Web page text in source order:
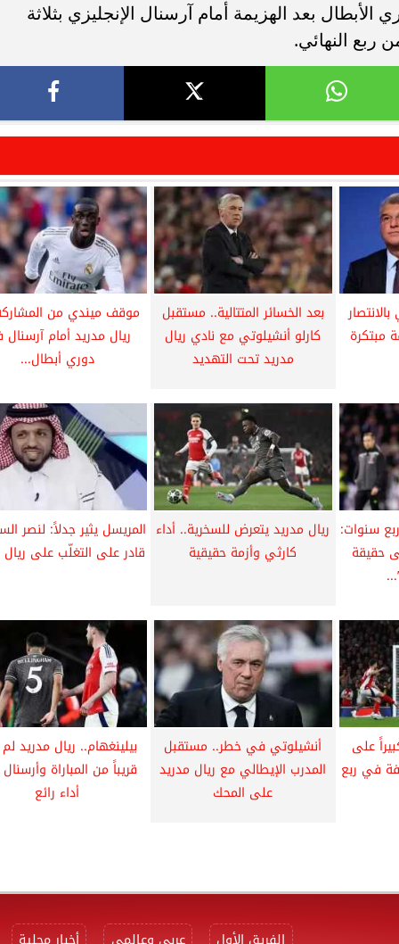
بعد الهزيمة أمام آرسنال الإنجليزي بثلاثة
ربع النهائي.
مبتكرة
بعد الخسائر المتتالية.. مستقبل
كارلو أنشيلوتي مع نادي ريال
مدريد تحت التهديد
موقف ميندي من
ريال مدريد أمام
دوري أبطال...
سنوات:
حقيقة
ريال مدريد يتعرض للسخرية.. أداء
كارثي وأزمة حقيقية
المريسل يثير جدلاً: لنصر
قادر على التغلّب على
على
في ربع
أنشيلوتي في خطر.. مستقبل
المدرب الإيطالي مع ريال مدريد
على المحك
بيلينغهام.. ريال مدريد
قريباً من المباراة
أداء رائع